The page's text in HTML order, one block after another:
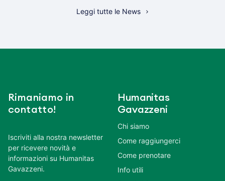
Leggi tutte le News
Rimaniamo in
contatto!
Iscriviti alla nostra newsletter
per ricevere novità e
informazioni su Humanitas
Gavazzeni.
Humanitas
Gavazzeni
Chi siamo
Come raggiungerci
Come prenotare
Info utili